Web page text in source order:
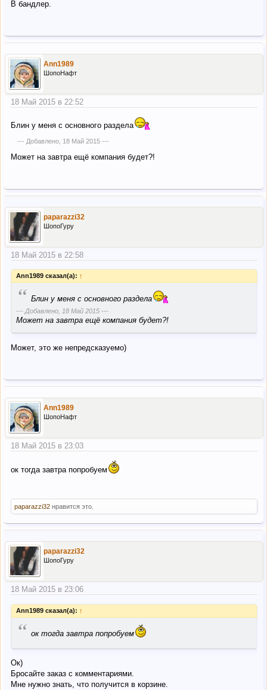
В бандлер.
Ann1989
ШопоНафт
18 Май 2015 в 22:52
Блин у меня с основного раздела
--- Добавлено, 18 Май 2015---
Может на завтра ещё компания будет?!
paparazzi32
ШопоГуру
18 Май 2015 в 22:58
Ann1989 сказал(а): ↑
“ Блин у меня с основного раздела
--- Добавлено, 18 Май 2015 ---
Может на завтра ещё компания будет?!
Может, это же непредсказуемо)
Ann1989
ШопоНафт
18 Май 2015 в 23:03
ок тогда завтра попробуем
paparazzi32 нравится это.
paparazzi32
ШопоГуру
18 Май 2015 в 23:06
Ann1989 сказал(а): ↑
“ ок тогда завтра попробуем
Ок)
Бросайте заказ с комментариями.
Мне нужно знать, что получится в корзине.